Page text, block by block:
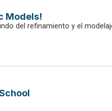
Models!
del refinamiento y el